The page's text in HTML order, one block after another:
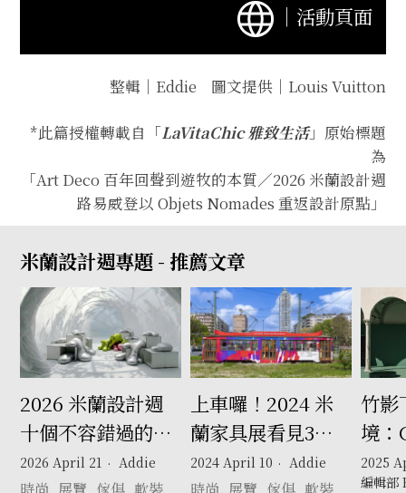
｜ 活動頁面
整輯｜Eddie 圖文提供｜Louis Vuitton
*此篇授權轉載自「LaVitaChic 雅致生活」原始標題
為
「Art Deco 百年回聲到遊牧的本質／2026 米蘭設計週
路易威登以 Objets Nomades 重返設計原點 」
米蘭設計週專題 - 推薦文章
2026 米蘭設計週
十個不容錯過的打
卡景點 —— 從札哈
2026 April 21 Addie
時尚 展覽 傢俱 軟裝
上車囉！2024 米
蘭家具展看見3大
設計趨勢 Salone
2024 April 10 Addie
時尚 展覽 傢俱 軟裝
竹影
境：
邂逅
2025
編輯